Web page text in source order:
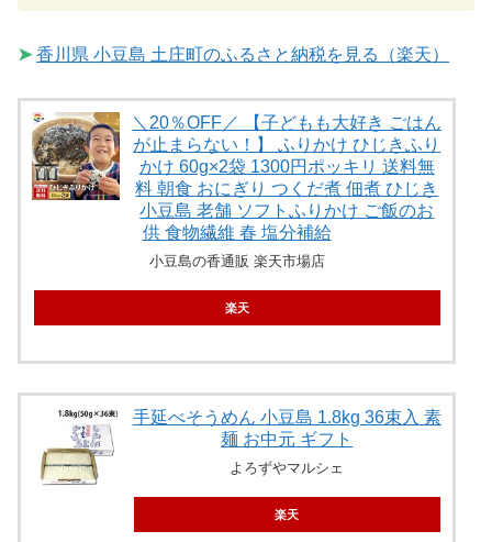
➤ 香川県 小豆島 土庄町のふるさと納税を見る（楽天）
＼20％OFF／ 【子どもも大好き ごはん
が止まらない！】 ふりかけ ひじきふり
かけ 60g×2袋 1300円ポッキリ 送料無
料 朝食 おにぎり つくだ煮 佃煮 ひじき
小豆島 老舗 ソフトふりかけ ご飯のお
供 食物繊維 春 塩分補給
小豆島の香通販 楽天市場店
楽天
手延べそうめん 小豆島 1.8kg 36束入 素
麺 お中元 ギフト
よろずやマルシェ
楽天